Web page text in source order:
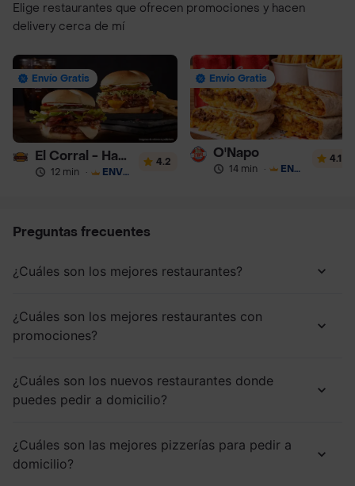
Elige restaurantes que ofrecen promociones y hacen
delivery cerca de mí
Envío Gratis
El Corral - Hamburguesa
12 min · ENVÍO GRATIS
4.2
Envío Gratis
O'Napo
14 min · ENVÍO GRATIS
4.1
Preguntas frecuentes
¿Cuáles son los mejores restaurantes?
¿Cuáles son los mejores restaurantes con
promociones?
¿Cuáles son los nuevos restaurantes donde
puedes pedir a domicilio?
¿Cuáles son las mejores pizzerías para pedir a
domicilio?